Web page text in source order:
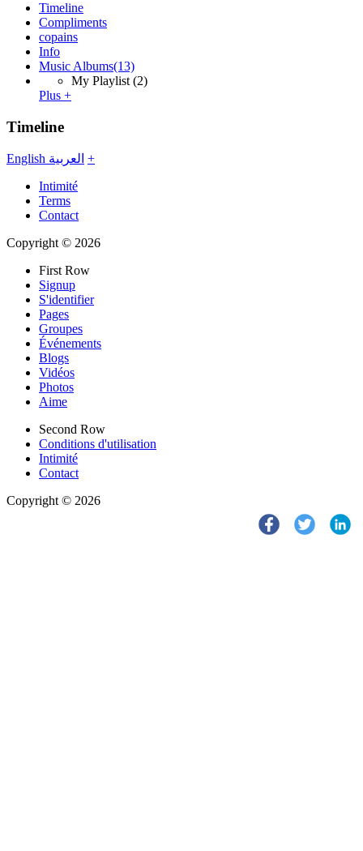
Timeline
Compliments
copains
Info
Music Albums(13)
My Playlist (2)
Plus +
Timeline
English العربية +
Intimité
Terms
Contact
Copyright © 2026
First Row
Signup
S'identifier
Pages
Groupes
Événements
Blogs
Vidéos
Photos
Aime
Second Row
Conditions d'utilisation
Intimité
Contact
Copyright © 2026